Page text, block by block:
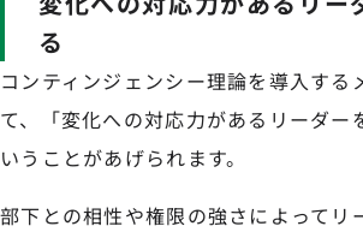
る
コンティンジェンシー理論を導入する
て、「変化への対応力があるリーダー
いうことがあげられます。
部下との相性や権限の強さによってリ